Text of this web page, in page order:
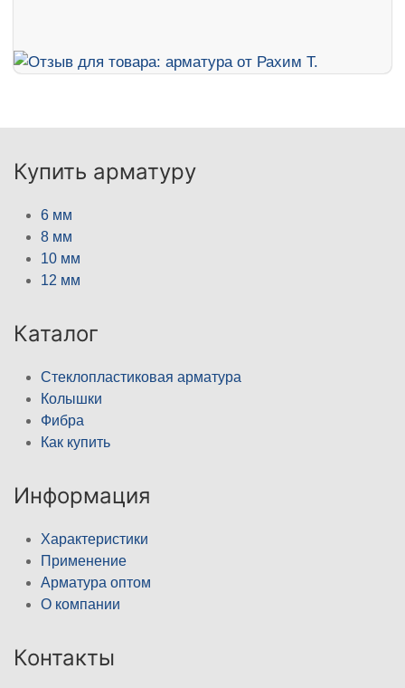
Купить арматуру
6 мм
8 мм
10 мм
12 мм
Каталог
Стеклопластиковая арматура
Колышки
Фибра
Как купить
Информация
Характеристики
Применение
Арматура оптом
О компании
Контакты